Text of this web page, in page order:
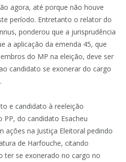
agora, até porque não houve
período. Entretanto o relator do
ponderou que a jurisprudência
a aplicação da emenda 45, que
do MP na eleição, deve ser
candidato se exonerar do cargo
e candidato à reeleição
PP, do candidato Esacheu
ações na Justiça Eleitoral pedindo
de Harfouche, citando
ter se exonerado no cargo no